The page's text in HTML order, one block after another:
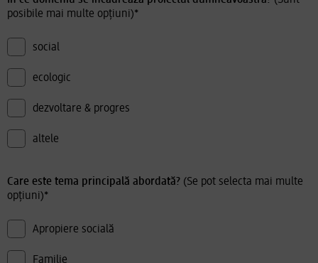
posibile mai multe opțiuni)*
social
ecologic
dezvoltare & progres
altele
Care este tema principală abordată? (Se pot selecta mai multe
opțiuni)*
Apropiere socială
Familie